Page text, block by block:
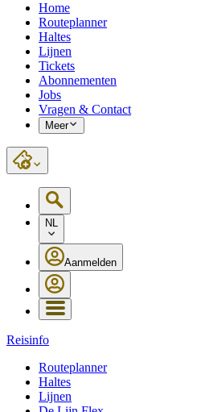
Home
Routeplanner
Haltes
Lijnen
Tickets
Abonnementen
Jobs
Vragen & Contact
Meer
NL
Aanmelden
Reisinfo
Routeplanner
Haltes
Lijnen